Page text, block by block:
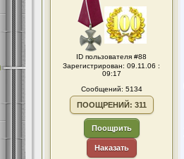
ID пользователя #88
Зарегистрирован: 09.11.06 :
09:17
Сообщений: 5134
ПООЩРЕНИЙ: 311
Поощрить
Наказать